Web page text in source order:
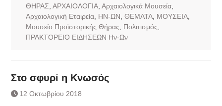
ΘΗΡΑΣ ΑΡΧΑΙΟΛΟΓΙΑ, Αρχαιολογικά Μουσεία,
Αρχαιολογική Εταιρεία, ΗΝ-ΩΝ ΘΕΜΑΤΑ, ΜΟΥΣΕΙΑ,
Μουσείο Προϊστορικής Θήρας
Πολιτισμός
ΠΡΑΚΤΟΡΕΙΟ ΕΙΔΗΣΕΩΝ Ην-Ων
Στο σφυρί η Κνωσός
12 Οκτωβρίου 2018